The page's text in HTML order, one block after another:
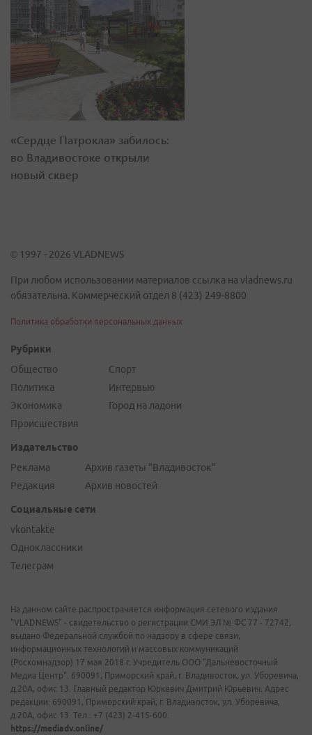
«Сердце Патрокла» забилось:
во Владивостоке открыли
новый сквер
© 1997 - 2026 VLADNEWS
При любом использовании материалов ссылка на vladnews.ru
обязательна. Коммерческий отдел 8 (423) 249-8800
Политика обработки персональных данных
Рубрики
Общество
Политика
Экономика
Происшествия
Спорт
Интервью
Город на ладони
Издательство
Реклама
Редакция
Архив газеты "Владивосток"
Архив новостей
Социальные сети
vkontakte
Одноклассники
Телеграм
На данном сайте распространяется информация сетевого издания
"VLADNEWS" - свидетельство о регистрации СМИ ЭЛ № ФС 77 - 72742,
выдано Федеральной службой по надзору в сфере связи,
информационных технологий и массовых коммуникаций
(Роскомнадзор) 17 мая 2018 г. Учредитель ООО "Дальневосточный
Медиа Центр". 690091, Приморский край, г. Владивосток, ул. Уборевича,
д.20А, офис 13. Главный редактор Юркевич Дмитрий Юрьевич. Адрес
редакции: 690091, Приморский край, г. Владивосток, ул. Уборевича,
д.20А, офис 13. Тел.: +7 (423) 2-415-600.
https://mediadv.online/